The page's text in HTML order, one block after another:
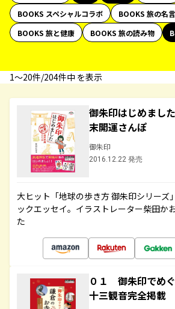
BOOKS スペシャルコラボ
BOOKS 旅の名
BOOKS 旅と健康
BOOKS 旅の読み物
1〜20件/204件中 を表示
御朱印はじめま
末開運さんぽ
御朱印
2016.12.22 発売
大ヒット「地球の歩き方 御朱印シリーズ
ックエッセイ。イラストレーター柴田か
た
０１ 御朱印でめ
十三観音完全掲載